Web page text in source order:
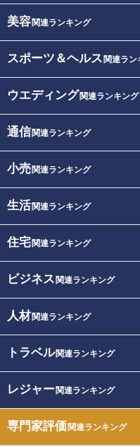
美容関連ランキング
スポーツ＆ヘルス 関連ラン
ウエディング関連ランキング
通信関連ランキング
小売関連ランキング
生活関連ランキング
住宅関連ランキング
ビジネス 関連ランキング
人材関連ランキング
トラベル関連ランキング
レジャー関連ランキング
専門家評価関連ランキング